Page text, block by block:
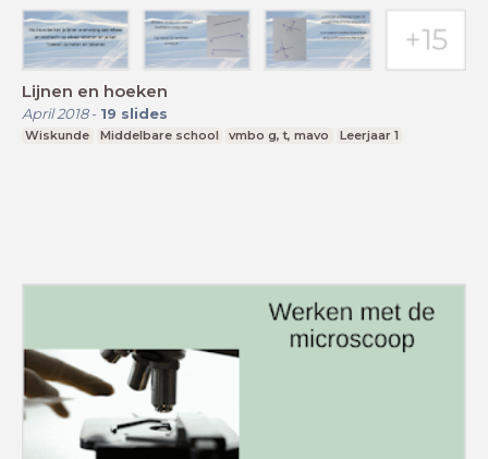
Lijnen en hoeken
April 2018- 19 slides
Wiskunde Middelbare school vmbo g, t, mavo Leerjaar 1